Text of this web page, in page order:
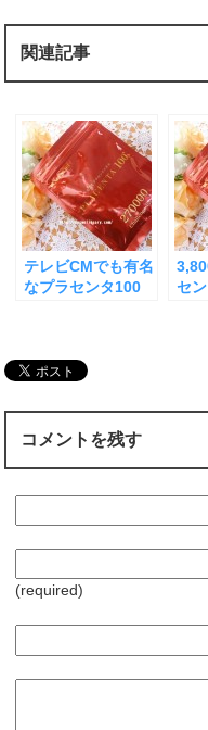
関連記事
テレビCMでも有名
なプラセンタ100
無料
セ
コメントを残す
(required)